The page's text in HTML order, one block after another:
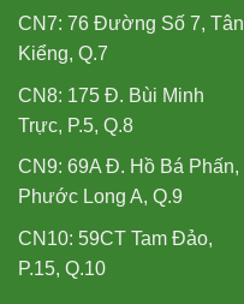
CN7: 76 Đường Số 7, Tân
Kiểng, Q.7
CN8: 175 Đ. Bùi Minh
Trực, P.5, Q.8
CN9: 69A Đ. Hồ Bá Phấn,
Phước Long A, Q.9
CN10: 59CT Tam Đảo,
P.15, Q.10